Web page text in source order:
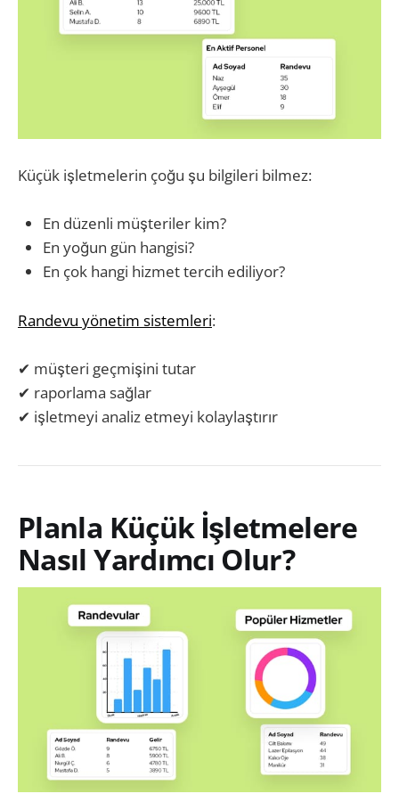
Küçük işletmelerin çoğu şu bilgileri bilmez:
En düzenli müşteriler kim?
En yoğun gün hangisi?
En çok hangi hizmet tercih ediliyor?
Randevu yönetim sistemleri:
✔ müşteri geçmişini tutar
✔ raporlama sağlar
✔ işletmeyi analiz etmeyi kolaylaştırır
Planla Küçük İşletmelere
Nasıl Yardımcı Olur?